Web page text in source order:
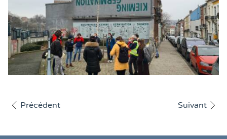
Afficher l'article
Précédent Afficher
Suivant